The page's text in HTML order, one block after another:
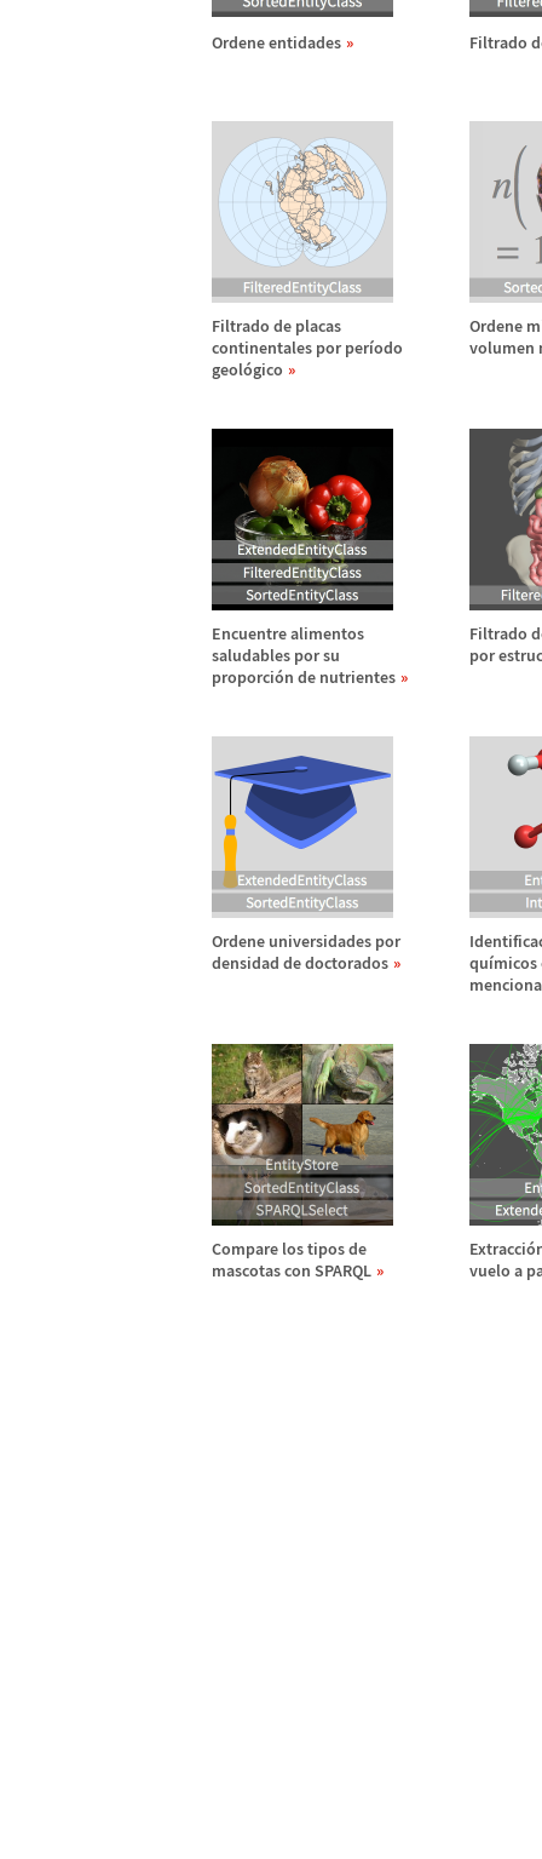
Ordene entidades Filtrado
Filtrado de placas
continentales por período
geológico
Ordene
volumen
Encuentre alimentos
saludables por su
proporción de nutrientes
Filtrado
por
Ordene universidades por
densidad de doctorados
químicos
Compare los tipos de
mascotas con SPARQL
Extracció
vuelo a